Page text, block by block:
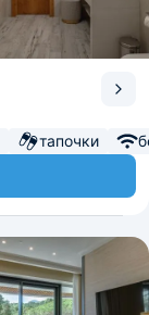
тапочки